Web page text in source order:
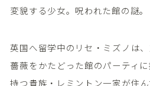
変貌する少女。呪われた館の謎
英国へ留学中のリセ・ミズノは
薔薇をかたどった館のパーティ
持つ貴族・レミントン一家が住